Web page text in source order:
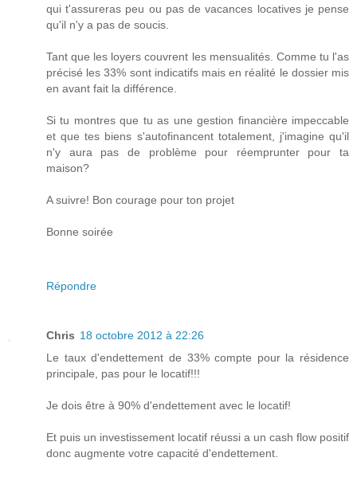
qui t'assureras peu ou pas de vacances locatives je pense
qu'il n'y a pas de soucis.
Tant que les loyers couvrent les mensualités. Comme tu l'as
précisé les 33% sont indicatifs mais en réalité le dossier mis
en avant fait la différence.
Si tu montres que tu as une gestion financière impeccable
et que tes biens s'autofinancent totalement, j'imagine qu'il
n'y aura pas de problème pour réemprunter pour ta
maison?
A suivre! Bon courage pour ton projet
Bonne soirée
Répondre
Chris 18 octobre 2012 à 22:26
Le taux d'endettement de 33% compte pour la résidence
principale, pas pour le locatif!!!
Je dois être à 90% d'endettement avec le locatif!
Et puis un investissement locatif réussi a un cash flow positif
donc augmente votre capacité d'endettement.